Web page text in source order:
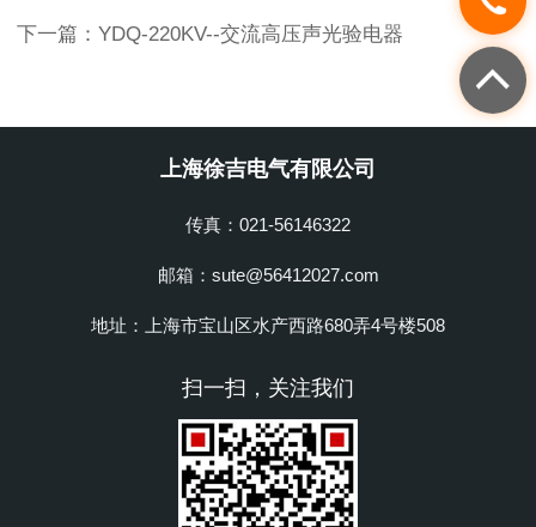
下一篇： YDQ-220KV--交流高压声光验电器
上海徐吉电气有限公司
传真：021-56146322
邮箱：sute@56412027.com
地址：上海市宝山区水产西路680弄4号楼508
扫一扫，关注我们